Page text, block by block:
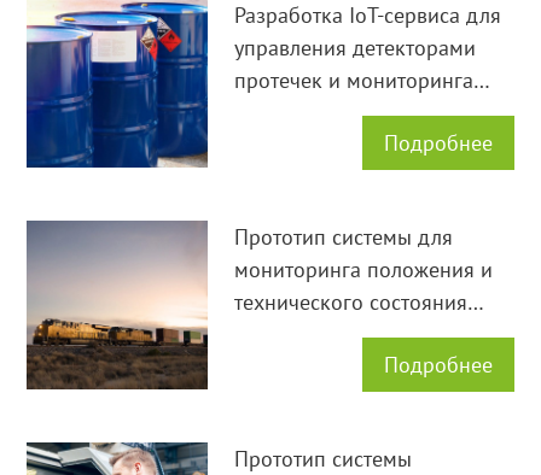
Разработка IoT-сервиса для
управления детекторами
протечек и мониторинга
комнаты хранения опасных
Подробнее
Прототип системы для
мониторинга положения и
технического состояния
Подробнее
Прототип системы